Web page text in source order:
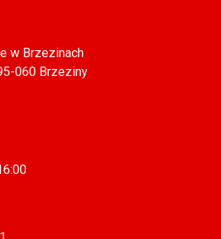
w Brzezinach
060 Brzeziny